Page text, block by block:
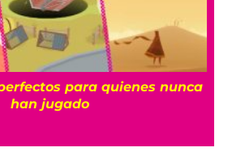
para quienes nunca
han jugado